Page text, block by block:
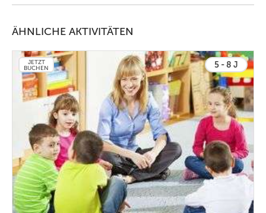
ÄHNLICHE AKTIVITÄTEN
JETZT
BUCHEN
5 - 8 J